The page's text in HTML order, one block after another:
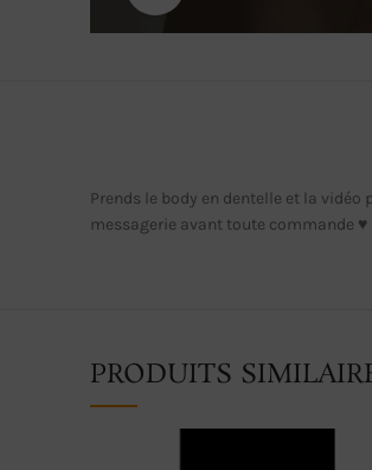
Prends le body en dentelle et la
messagerie avant toute commande ♥️
PRODUITS